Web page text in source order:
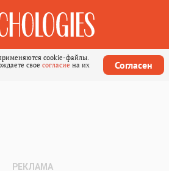
cookie-файлы.
свое согласие на их
Согласен